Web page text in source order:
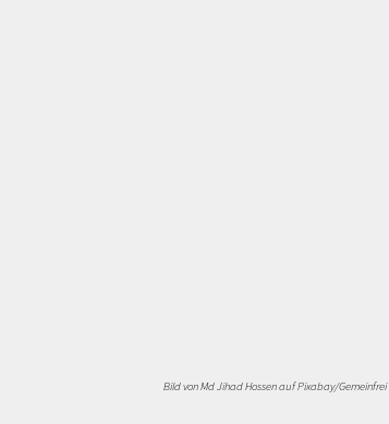
Bild von Md Jihad Hossen auf Pixabay/Gemeinfrei